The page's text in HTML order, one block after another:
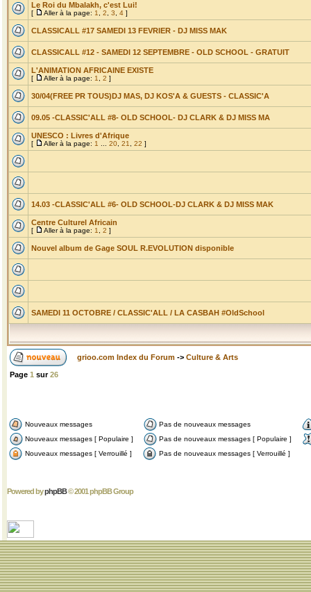
Le Roi du Mbalakh, c'est Lui!
[ Aller à la page: 1 2 3 4 ]
CLASSICALL #17 SAMEDI 13 FEVRIER - DJ MISS MAK
CLASSICALL #12 - SAMEDI 12 SEPTEMBRE - OLD SCHOOL - GRATUIT
L'ANIMATION AFRICAINE EXISTE
[ Aller à la page: 1 2 ]
30/04(FREE PR TOUS)DJ MAS, DJ KOS'A & GUESTS - CLASSIC'A
09.05 -CLASSIC'ALL #8- OLD SCHOOL- DJ CLARK & DJ MISS MA
UNESCO : Livres d'Afrique
[ Aller à la page: 1 20 21 22 ]
14.03 -CLASSIC'ALL #6- OLD SCHOOL-DJ CLARK & DJ MISS MAK
Centre Culturel Africain
[ Aller à la page: 1 2 ]
Nouvel album de Gage SOUL R.EVOLUTION disponible
SAMEDI 11 OCTOBRE / CLASSIC'ALL / LA CASBAH #OldSchool
grioo.com Index du Forum -> Culture & Arts
Page 1 sur26
Nouveaux messages
Pas de nouveaux messages
Nouveaux messages [ Populaire ]
Pas de nouveaux messages [ Populaire ]
Nouveaux messages [ Verrouillé ]
Pas de nouveaux messages [ Verrouillé ]
Powered byphpBB© 2001 phpBB Group